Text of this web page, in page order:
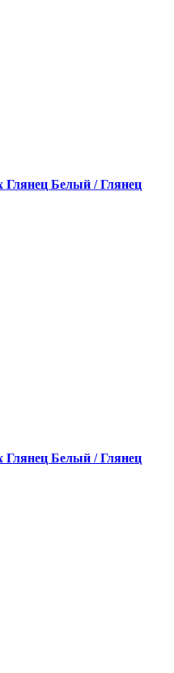
Глянец Белый / Глянец
Глянец Белый / Глянец